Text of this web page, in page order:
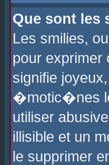
Que sont les
Les smilies,
pour exprimer
signifie
�motic�nes
utiliser
illisible et un
le supprimer